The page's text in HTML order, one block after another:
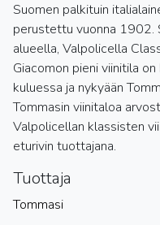
Suomen palkituin
perustettu vuonna 1902.
alueella, Valpolicella
Giacomon pieni viinitila
kuluessa ja nykyään
Tommasin viinitaloa
Valpolicellan klassisten
eturivin tuottajana.
Tuottaja
Tommasi